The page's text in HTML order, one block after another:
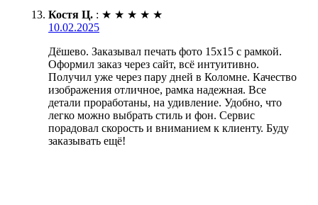
Костя Ц. : ★ ★ ★ ★ ★
10.02.2025
Дёшево. Заказывал печать фото 15х15 с рамкой.
Оформил заказ через сайт, всё интуитивно.
Получил уже через пару дней в Коломне. Качество
изображения отличное, рамка надежная. Все
детали проработаны, на удивление. Удобно, что
легко можно выбрать стиль и фон. Сервис
порадовал скорость и вниманием к клиенту. Буду
заказывать ещё!